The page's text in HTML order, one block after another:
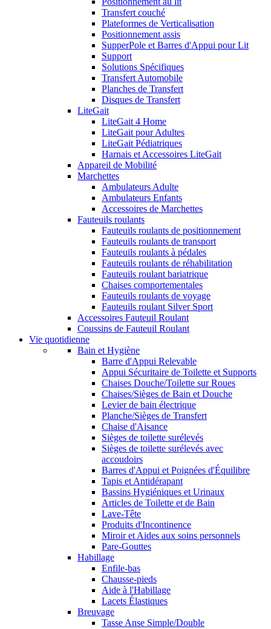
Transfert couché
Plateformes de Verticalisation
Positionnement assis
SupperPole et Barres d'Appui pour Lit
Support
Solutions Spécifiques
Transfert Automobile
Planches de Transfert
Disques de Transfert
LiteGait
LiteGait 4 Home
LiteGait pour Adultes
LiteGait Pédiatriques
Harnais et Accessoires LiteGait
Appareil de Mobilité
Marchettes
Ambulateurs Adulte
Ambulateurs Enfants
Accessoires de Marchettes
Fauteuils roulants
Fauteuils roulants de positionnement
Fauteuils roulants de transport
Fauteuils roulants à pédales
Fauteuils roulants de réhabilitation
Fauteuils roulant bariatrique
Chaises comportementales
Fauteuils roulants de voyage
Fauteuils roulant Silver Sport
Accessoires Fauteuil Roulant
Coussins de Fauteuil Roulant
Vie quotidienne
Bain et Hygiène
Barre d'Appui Relevable
Appui Sécuritaire de Toilette et Supports
Chaises Douche/Toilette sur Roues
Chaises/Sièges de Bain et Douche
Levier de bain électrique
Planche/Sièges de Transfert
Chaise d'Aisance
Sièges de toilette surélevés
Sièges de toilette surélevés avec
accoudoirs
Barres d'Appui et Poignées d'Équilibre
Tapis et Antidérapant
Bassins Hygiéniques et Urinaux
Articles de Toilette et de Bain
Lave-Tête
Produits d'Incontinence
Miroir et Aides aux soins personnels
Pare-Gouttes
Habillage
Enfile-bas
Chausse-pieds
Aide à l'Habillage
Lacets Élastiques
Breuvage
Tasse Anse Simple/Double